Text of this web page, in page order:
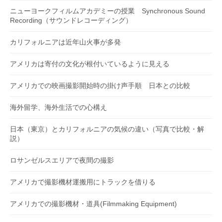
ニューヨークフィルムアカデミーの授業 Synchronous Sound
Recording（サウンドレコーディング）
カリフォルニアは近年山火事が多発
アメリカは寄付の文化が根付いているように見える
アメリカでの映画撮影開始時の掛け声手順 日本との比較
海外留学、海外生活での心構え
日本（東京）とカリフォルニアの気候の違い（写真で比較・解
説）
ロサンゼルスエリアで夜間の撮影
アメリカで撮影機材運搬用にトラックを借りる
アメリカでの撮影機材・道具(Filmmaking Equipment)